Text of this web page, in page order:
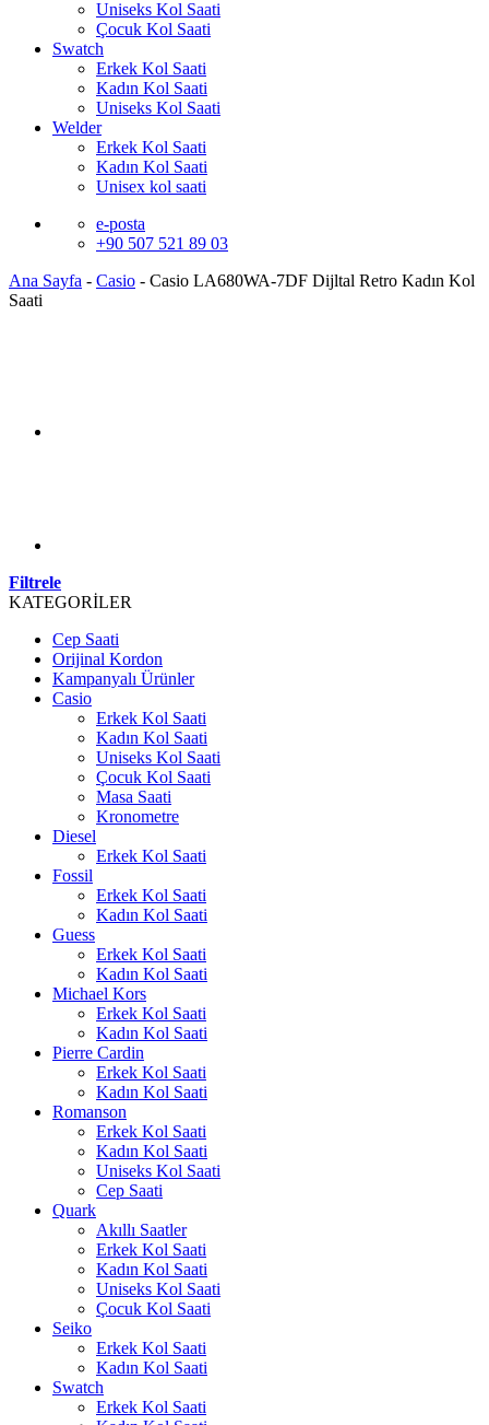
Uniseks Kol Saati
Çocuk Kol Saati
Swatch
Erkek Kol Saati
Kadın Kol Saati
Uniseks Kol Saati
Welder
Erkek Kol Saati
Kadın Kol Saati
Unisex kol saati
e-posta
+90 507 521 89 03
Ana Sayfa - Casio - Casio LA680WA-7DF Dijltal Retro Kadın Kol
Saati
Filtrele
KATEGORİLER
Cep Saati
Orijinal Kordon
Kampanyalı Ürünler
Casio
Erkek Kol Saati
Kadın Kol Saati
Uniseks Kol Saati
Çocuk Kol Saati
Masa Saati
Kronometre
Diesel
Erkek Kol Saati
Fossil
Erkek Kol Saati
Kadın Kol Saati
Guess
Erkek Kol Saati
Kadın Kol Saati
Michael Kors
Erkek Kol Saati
Kadın Kol Saati
Pierre Cardin
Erkek Kol Saati
Kadın Kol Saati
Romanson
Erkek Kol Saati
Kadın Kol Saati
Uniseks Kol Saati
Cep Saati
Quark
Akıllı Saatler
Erkek Kol Saati
Kadın Kol Saati
Uniseks Kol Saati
Çocuk Kol Saati
Seiko
Erkek Kol Saati
Kadın Kol Saati
Swatch
Erkek Kol Saati